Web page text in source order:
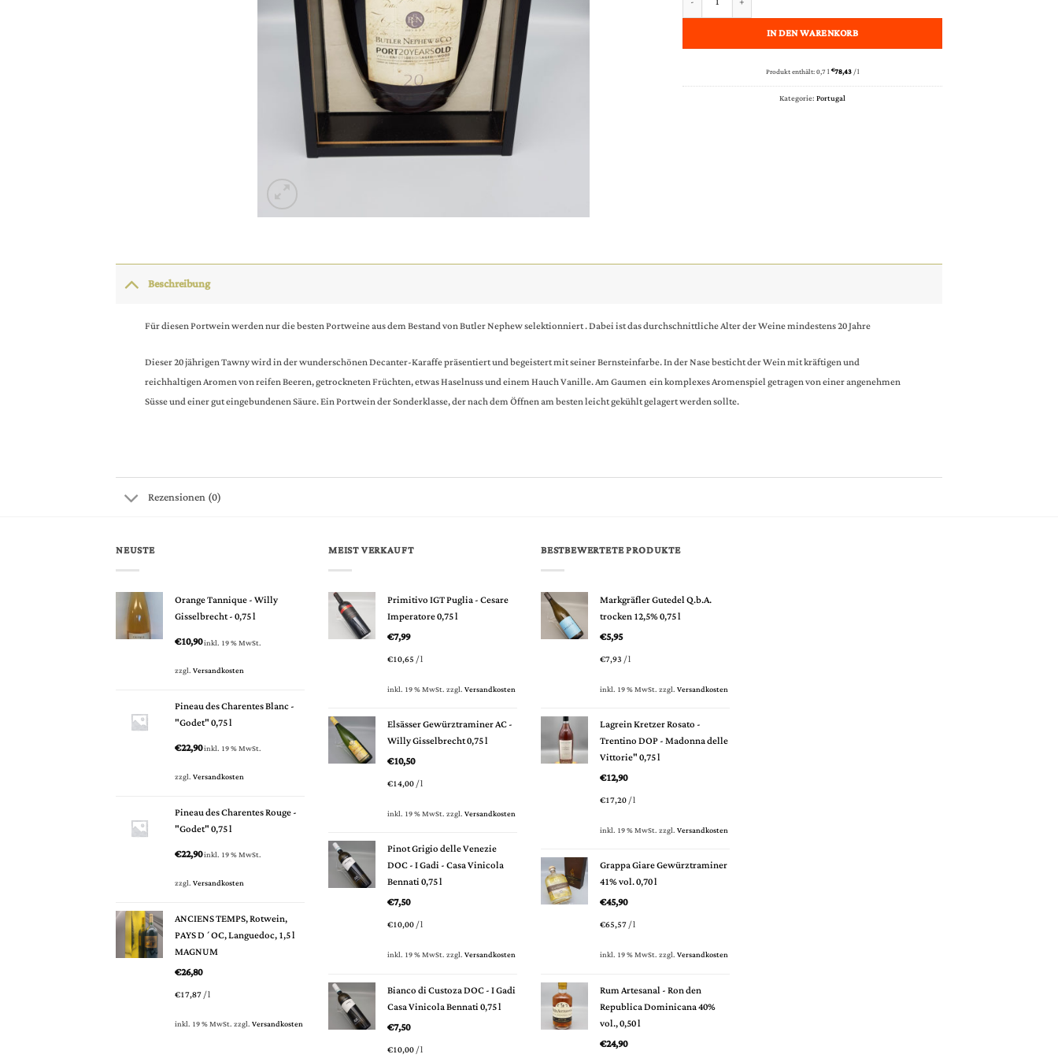
IN DEN WARENKORB
Produkt enthält: 0,7l €78,43/l
Kategorie:Portugal
Beschreibung
Für diesen Portwein werden nur die besten Portweine aus dem Bestand von Butler Nephew selektionniert . Dabei ist das durchschnittliche Alter der Weine mindestens 20 Jahre
Dieser 20 jährigen Tawny wird in der wunderschönen Decanter-Karaffe präsentiert und begeistert mit seiner Bernsteinfarbe. In der Nase besticht der Wein mit kräftigen und
reichhaltigen Aromen von reifen Beeren, getrockneten Früchten, etwas Haselnuss und einem Hauch Vanille. Am Gaumen ein komplexes Aromenspiel getragen von einer angenehmen
Süsse und einer gut eingebundenen Säure. Ein Portwein der Sonderklasse, der nach dem Öffnen am besten leicht gekühlt gelagert werden sollte.
Rezensionen (0)
NEUSTE
Orange Tannique - Willy
Gisselbrecht - 0,75 l
€10,90inkl. 19 % MwSt.
zzgl.Versandkosten
Pineau des Charentes Blanc -
"Godet" 0,75 l
€22,90inkl. 19 % MwSt.
zzgl.Versandkosten
Pineau des Charentes Rouge -
"Godet" 0,75 l
€22,90inkl. 19 % MwSt.
zzgl.Versandkosten
ANCIENS TEMPS, Rotwein,
PAYS D´OC, Languedoc, 1,5 l
MAGNUM
€26,80
€17,87/l
inkl. 19 % MwSt.zzgl.Versandkosten
MEIST VERKAUFT
Primitivo IGT Puglia - Cesare
Imperatore 0,75 l
€7,99
€10,65/l
inkl. 19 % MwSt.zzgl.Versandkosten
Elsässer Gewürztraminer AC -
Willy Gisselbrecht 0,75 l
€10,50
€14,00/l
inkl. 19 % MwSt.zzgl.Versandkosten
Pinot Grigio delle Venezie
DOC - I Gadi - Casa Vinicola
Bennati 0,75 l
€7,50
€10,00/l
inkl. 19 % MwSt.zzgl.Versandkosten
Bianco di Custoza DOC - I Gadi
Casa Vinicola Bennati 0,75 l
€7,50
€10,00/l
BESTBEWERTETE PRODUKTE
Markgräfler Gutedel Q.b.A.
trocken 12,5% 0,75 l
€5,95
€7,93/l
inkl. 19 % MwSt.zzgl.Versandkosten
Lagrein Kretzer Rosato -
Trentino DOP - Madonna delle
Vittorie" 0,75 l
€12,90
€17,20/l
inkl. 19 % MwSt.zzgl.Versandkosten
Grappa Giare Gewürztraminer
41% vol. 0,70 l
€45,90
€65,57/l
inkl. 19 % MwSt.zzgl.Versandkosten
Rum Artesanal - Ron den
Republica Dominicana 40%
vol., 0,50 l
€24,90